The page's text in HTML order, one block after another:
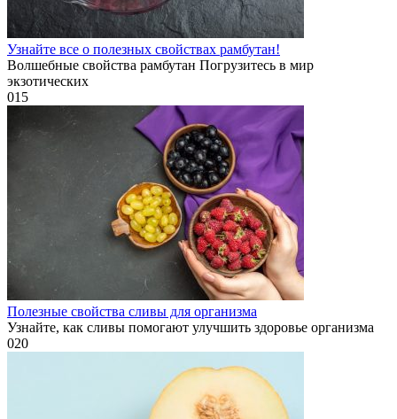
Узнайте все о полезных свойствах рамбутан!
Волшебные свойства рамбутан Погрузитесь в мир
экзотических
015
Полезные свойства сливы для организма
Узнайте, как сливы помогают улучшить здоровье организма
020